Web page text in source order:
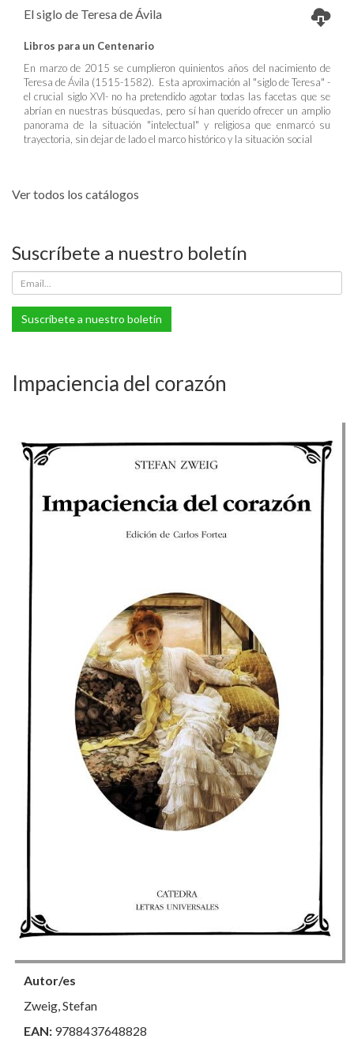
El siglo de Teresa de Ávila
Libros para un Centenario
En marzo de 2015 se cumplieron quinientos años del nacimiento de
Teresa de Ávila (1515-1582). Esta aproximación al "siglo de Teresa" -
el crucial siglo XVI- no ha pretendido agotar todas las facetas que se
abrían en nuestras búsquedas, pero sí han querido ofrecer un amplio
panorama de la situación "intelectual" y religiosa que enmarcó su
trayectoria, sin dejar de lado el marco histórico y la situación social
Ver todos los catálogos
Suscríbete a nuestro boletín
Suscríbete a nuestro boletín
Impaciencia del corazón
Autor/es
Zweig, Stefan
EAN: 9788437648828